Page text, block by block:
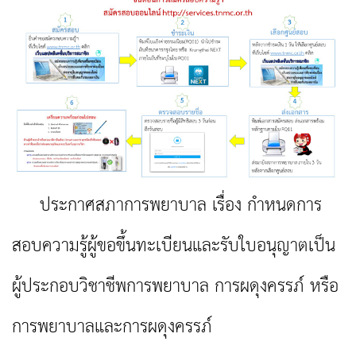
ประกาศสภาการพยาบาล เรื่อง กำหนดการ
สอบความรู้ผู้ขอขึ้นทะเบียนและรับใบอนุญาตเป็น
ผู้ประกอบวิชาชีพการพยาบาล การผดุงครรภ์ หรือ
การพยาบาลและการผดุงครรภ์